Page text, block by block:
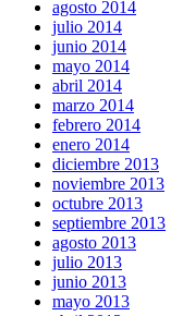
agosto 2014
julio 2014
junio 2014
mayo 2014
abril 2014
marzo 2014
febrero 2014
enero 2014
diciembre 2013
noviembre 2013
octubre 2013
septiembre 2013
agosto 2013
julio 2013
junio 2013
mayo 2013